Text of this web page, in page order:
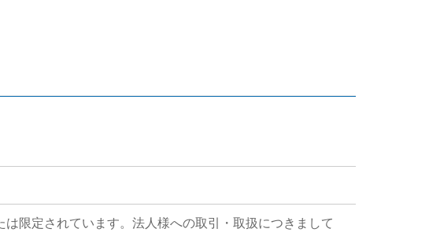
限定されています。法人様への取引・取扱につきまして